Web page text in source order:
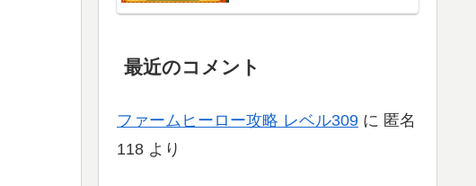
最近のコメント
ファームヒーロー攻略 レベル309 に 匿名
118 より